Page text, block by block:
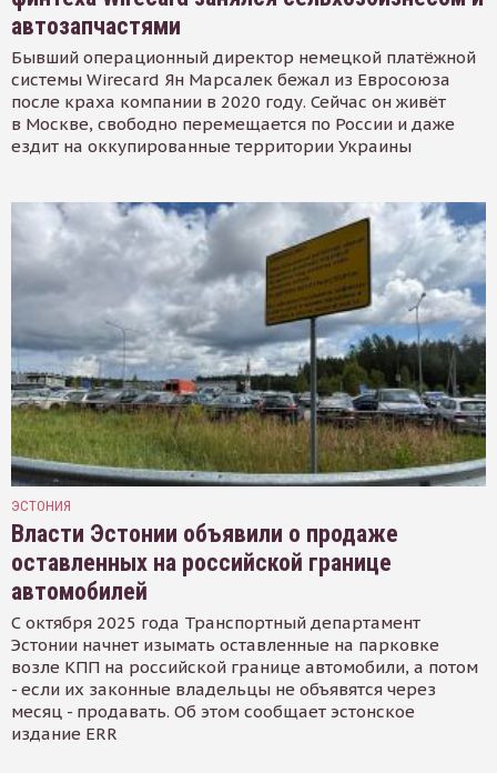
автозапчастями
Бывший операционный директор немецкой платёжной
системы Wirecard Ян Марсалек бежал из Евросоюза
после краха компании в 2020 году. Сейчас он живёт
в Москве, свободно перемещается по России и даже
ездит на оккупированные территории Украины
ЭСТОНИЯ
Власти Эстонии объявили о продаже
оставленных на российской границе
автомобилей
С октября 2025 года Транспортный департамент
Эстонии начнет изымать оставленные на парковке
возле КПП на российской границе автомобили, а потом
- если их законные владельцы не объявятся через
месяц - продавать. Об этом сообщает эстонское
издание ERR